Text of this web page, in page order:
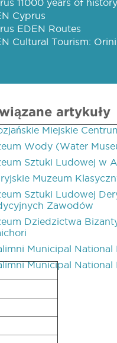
11000 years of
Cyprus
EDEN Routes
Cultural Tourism:
artykuły
Miejskie
Wody (Water
Sztuki Ludowej w
Muzeum
Sztuki Ludowej
Zawodów
Dziedzictwa
Municipal National
Municipal National